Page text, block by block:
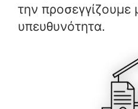
την προσεγγίζουμε
υπευθυνότητα.